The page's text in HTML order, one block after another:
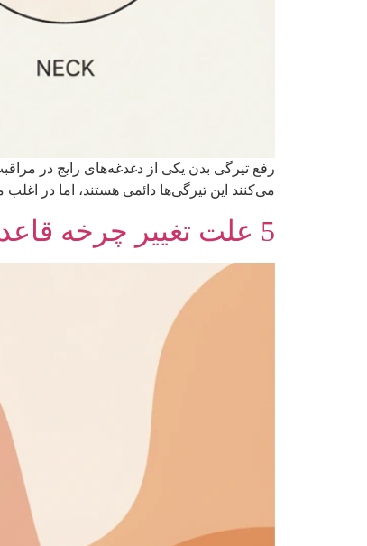
رفع تیرگی بدن یکی از دغدغه‌های رایج در
می‌کنند این تیرگی‌ها دائمی هستند، اما در
5 علت تغییر چرخه قاعدگی؟